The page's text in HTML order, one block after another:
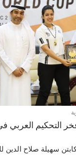
التحكيم العربي
سهيلة صلاح